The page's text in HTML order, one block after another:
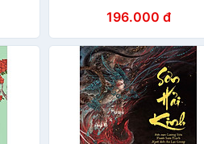
196.000 đ